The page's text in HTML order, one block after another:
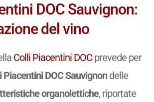
DOC Sauvignon:
del vino
Colli Piacentini DOCprevede per
Piacentini DOC Sauvignondelle
organolettiche, riportate